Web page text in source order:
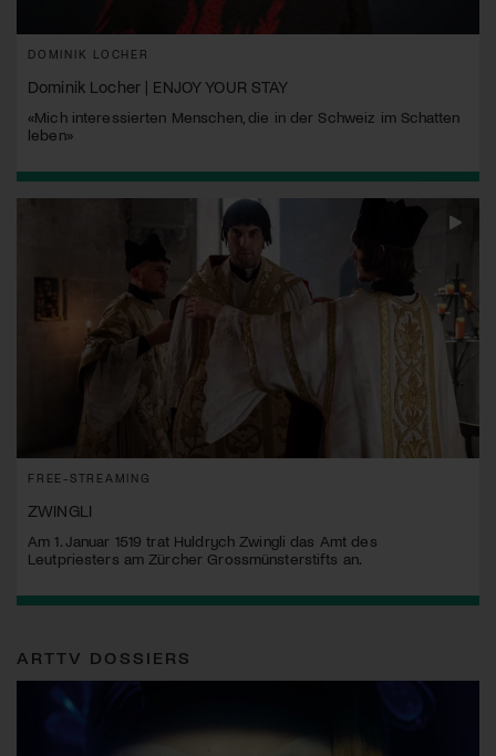
DOMINIK LOCHER
Dominik Locher | ENJOY YOUR STAY
«Mich interessierten Menschen, die in der Schweiz im Schatten
leben»
FREE-STREAMING
ZWINGLI
Am 1. Januar 1519 trat Huldrych Zwingli das Amt des
Leutpriesters am Zürcher Grossmünsterstifts an.
ARTTV DOSSIERS